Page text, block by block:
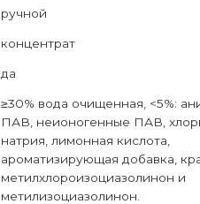
ручной
концентрат
да
≥30% вода очищенная, <5%:
ПАВ, неионогенные ПАВ,
натрия, лимонная кислота,
ароматизирующая добавка,
метилхлороизоциазолинон и
метилизоциазолинон.